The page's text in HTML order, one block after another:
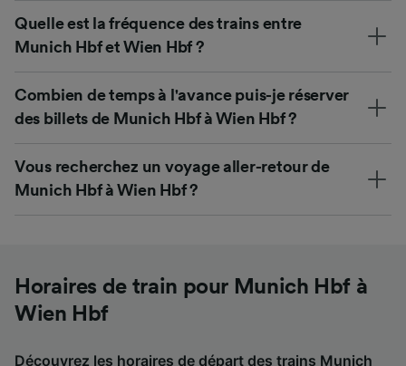
Quelle est la fréquence des trains entre
Munich Hbf et Wien Hbf ?
Combien de temps à l'avance puis-je réserver
des billets de Munich Hbf à Wien Hbf ?
Vous recherchez un voyage aller-retour de
Munich Hbf à Wien Hbf ?
Horaires de train pour Munich Hbf à
Wien Hbf
Découvrez les horaires de départ des trains Munich